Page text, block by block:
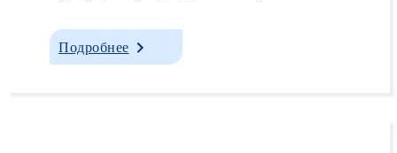
Подробнее